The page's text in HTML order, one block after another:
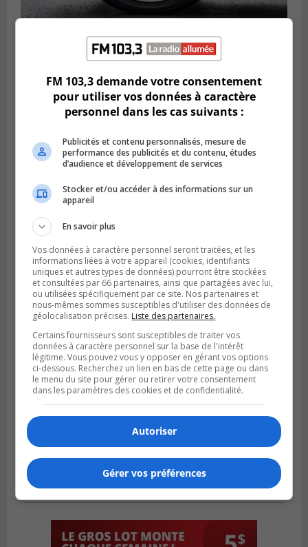
Publié le 6 août 2026 à 11h58
Des jeunes ciblent la Montérégie pour
le Défi écrou de roue
Publié le 6 août 2026 à 05h39
La grenade du camping du lac Cristal était
inoffensive
FM 103,3 demande votre consentement
pour utiliser vos données à caractère
personnel dans les cas suivants :
Publicités et contenu personnalisés, mesure de
performance des publicités et du contenu, études
d’audience et développement de services
Stocker et/ou accéder à des informations sur un
appareil
En savoir plus
Vos données à caractère personnel seront traitées, et les
informations liées à votre appareil (cookies, identifiants
uniques et autres types de données) pourront être stockées
et consultées par 66 partenaires, ainsi que partagées avec lui,
ou utilisées spécifiquement par ce site. Nos partenaires et
nous-mêmes sommes susceptibles d'utiliser des données de
géolocalisation précises. Liste des partenaires.
Certains fournisseurs sont susceptibles de traiter vos
données à caractère personnel sur la base de l'intérêt
légitime. Vous pouvez vous y opposer en gérant vos options
ci-dessous. Recherchez un lien en bas de cette page ou dans
le menu du site pour gérer ou retirer votre consentement
dans les paramètres des cookies et de confidentialité.
Autoriser
Gérer vos préférences